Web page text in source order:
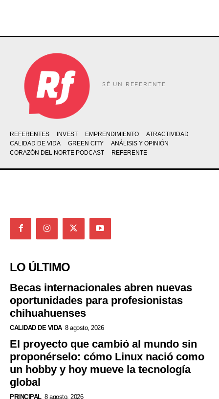
SÉ UN REFERENTE
REFERENTES INVEST EMPRENDIMIENTO
ATRACTIVIDAD
CALIDAD DE VIDA
GREEN CITY
ANÁLISIS Y OPINIÓN
CORAZÓN DEL NORTE PODCAST
REFERENTE
LO ÚLTIMO
Becas internacionales abren nuevas
oportunidades para profesionistas
chihuahuenses
CALIDAD DE VIDA 8 agosto, 2026
El proyecto que cambió al mundo sin
proponérselo: cómo Linux nació como
un hobby y hoy mueve la tecnología
global
PRINCIPAL 8 agosto, 2026